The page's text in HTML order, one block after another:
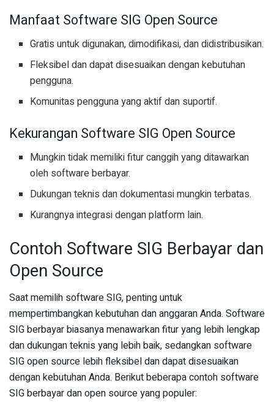
Manfaat Software SIG Open Source
Gratis untuk digunakan, dimodifikasi, dan didistribusikan.
Fleksibel dan dapat disesuaikan dengan kebutuhan
pengguna.
Komunitas pengguna yang aktif dan suportif.
Kekurangan Software SIG Open Source
Mungkin tidak memiliki fitur canggih yang ditawarkan
oleh software berbayar.
Dukungan teknis dan dokumentasi mungkin terbatas.
Kurangnya integrasi dengan platform lain.
Contoh Software SIG Berbayar dan
Open Source
Saat memilih software SIG, penting untuk
mempertimbangkan kebutuhan dan anggaran Anda. Software
SIG berbayar biasanya menawarkan fitur yang lebih lengkap
dan dukungan teknis yang lebih baik, sedangkan software
SIG open source lebih fleksibel dan dapat disesuaikan
dengan kebutuhan Anda. Berikut beberapa contoh software
SIG berbayar dan open source yang populer: